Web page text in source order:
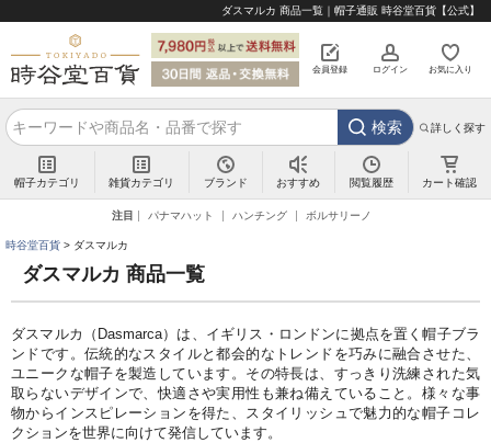
ダスマルカ 商品一覧｜帽子通販 時谷堂百貨【公式】
会員登録 ログイン お気に入り
検索 詳しく探す
帽子カテゴリ 雑貨カテゴリ ブランド おすすめ 閲覧履歴 カート確認
注目 パナマハット ハンチング ボルサリーノ
時谷堂百貨 ダスマルカ
ダスマルカ 商品一覧
ダスマルカ（Dasmarca）は、イギリス・ロンドンに拠点を置く帽子ブラ
ンドです。伝統的なスタイルと都会的なトレンドを巧みに融合させた、
ユニークな帽子を製造しています。その特長は、すっきり洗練された気
取らないデザインで、快適さや実用性も兼ね備えていること。様々な事
物からインスピレーションを得た、スタイリッシュで魅力的な帽子コレ
クションを世界に向けて発信しています。